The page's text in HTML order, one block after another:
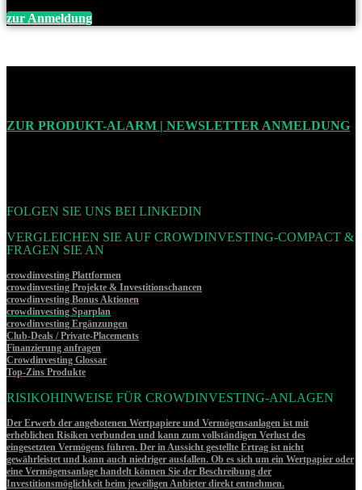
zur Anmeldung
ZUR PRODUKT-ALARM | NEWSLETTER ANMELDUNG
FOLGEN SIE UNS BEI LINKEDIN
VERGLEICHEN SIE AUF CROWDINVESTING-COMPACT &
FRAGEN SIE AN
crowdinvesting Plattformen
crowdinvesting Projekte & Investitionschancen
crowdinvesting Bonus Aktionen
crowdinvesting Sparplan
crowdinvesting Ergänzungen
Club-Deals / Private-Placements
Finanzierung anfragen
Crowdinvesting Glossar
Top-Zins Produkte
RISIKOHINWEISE FÜR CROWDINVESTING-ANLAGEN
Der Erwerb der angebotenen Wertpapiere und Vermögensanlagen ist mit
erheblichen Risiken verbunden und kann zum vollständigen Verlust des
eingesetzten Vermögens führen. Der in Aussicht gestellte Ertrag ist nicht
gewährleistet und kann auch niedriger ausfallen. Ob es sich um ein Wertpapier oder
eine Vermögensanlage handelt können Sie der Beschreibung der
Investitionsmöglichkeit beim jeweiligen Anbieter direkt entnehmen.